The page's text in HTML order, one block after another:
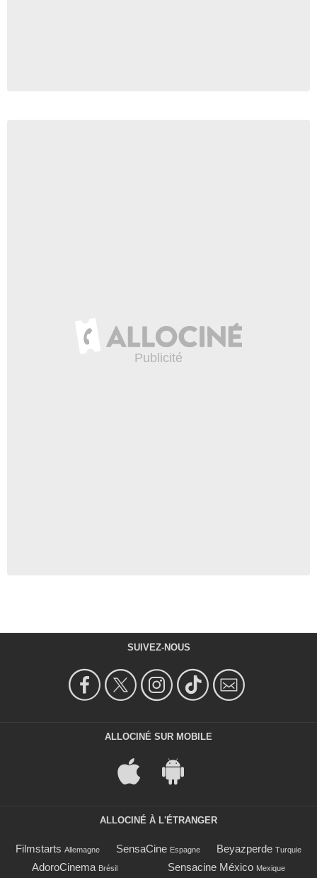
SUIVEZ-NOUS
ALLOCINÉ SUR MOBILE
ALLOCINÉ À L'ÉTRANGER
Filmstarts Allemagne SensaCine Espagne Beyazperde Turquie
AdoroCinema Brésil Sensacine México Mexique